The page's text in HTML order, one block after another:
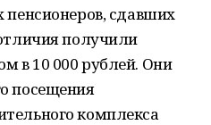
пенсионеров, сдавших
получили
в 10 000 рублей. Они
посещения
комплекса